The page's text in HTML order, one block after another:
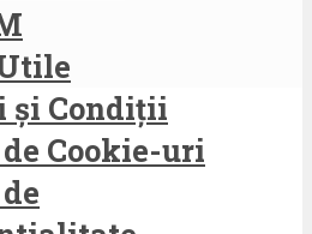
și Condiții
Cookie-uri